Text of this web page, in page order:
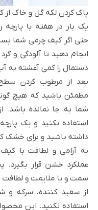
پاک کردن لکه گل و خاک
یک بار در هفته با
حتی اگر کیف چرمی شما
انجام دهید تا آلودگی و
دستمال را کمی آغشته به
بعد از مرطوب کردن
مطمئن باشید که هیچ
شما به جا نمانده باشد.
استفاده نکنید و یک
داشته باشید و برای خشک
به آرامی و لطافت با
عملکرد خشن قرار
سمت و با ملایمت و لطافت
از سفید کننده، سرکه و
استفاده نکنید. این